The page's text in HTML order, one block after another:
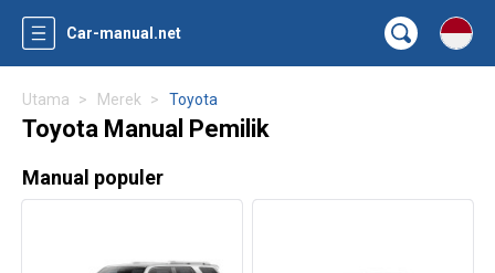
Car-manual.net
Utama Merek Toyota
Toyota Manual Pemilik
Manual populer